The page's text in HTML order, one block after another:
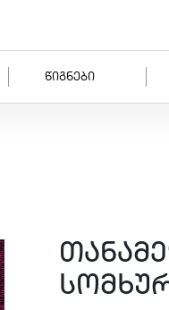
წიგნები